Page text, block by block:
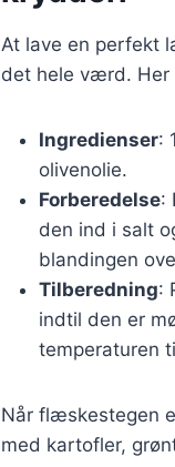
At lave en perfekt
det hele værd. Her
Ingredienser:
olivenolie.
Forberedelse:
den ind i salt
blandingen
Tilberedning:
indtil den er
temperaturen
Når flæskestegen
med kartofler,